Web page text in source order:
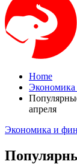
Home
апреля
Экономика и